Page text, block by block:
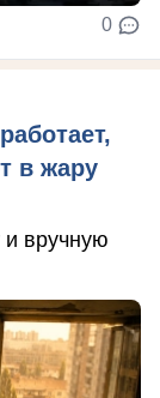
0
в жару
вручную